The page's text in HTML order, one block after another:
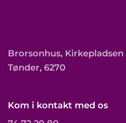
Brorsonhus, Kirkepladsen
Tønder, 6270
Kom i kontakt med os